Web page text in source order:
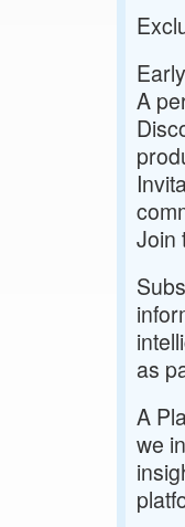
A
Join
as
A
we